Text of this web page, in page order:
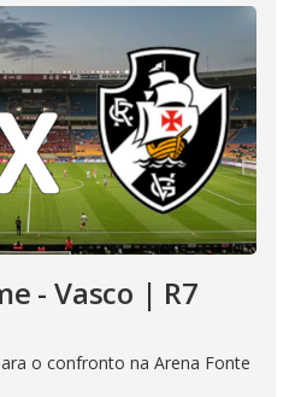
- Vasco | R7
o confronto na Arena Fonte